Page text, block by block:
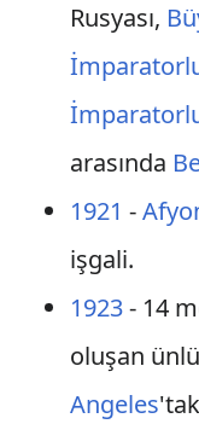
Rusyası,
arasında
1921 -
işgali.
1923- 14
oluşan
Angeles